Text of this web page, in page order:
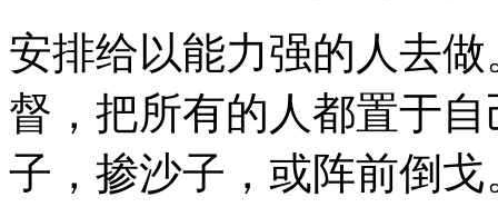
安排给以能力强的人去
督，把所有的人都置于
子，掺沙子，或阵前倒